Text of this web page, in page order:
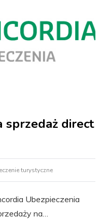
sprzedaż direct
turystyczne
Ubezpieczenia
na…